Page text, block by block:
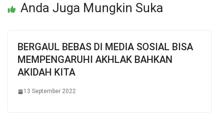
Anda Juga Mungkin Suka
BERGAUL BEBAS DI MEDIA SOSIAL BISA
MEMPENGARUHI AKHLAK BAHKAN
AKIDAH KITA
13 September 2022